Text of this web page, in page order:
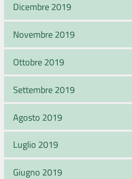
Dicembre 2019
Novembre 2019
Ottobre 2019
Settembre 2019
Agosto 2019
Luglio 2019
Giugno 2019